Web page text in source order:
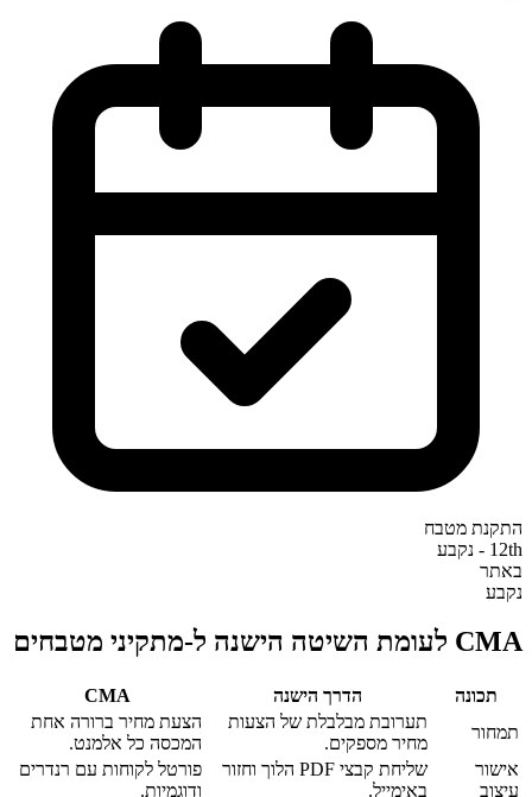
התקנת מטבח
12th - נקבע
באתר
נקבע
CMA לעומת השיטה הישנה ל-מתקיני מטבחים
תכונה הדרך הישנה
CMA‎
תמחור
תערובת מבלבלת של הצעות
מחיר מספקים.
הצעת מחיר ברורה אחת
המכסה כל אלמנט.
אישור
עיצוב
שליחת קבצי PDF הלוך וחזור
באימייל.
פורטל לקוחות עם רנדרים
ודוגמיות.